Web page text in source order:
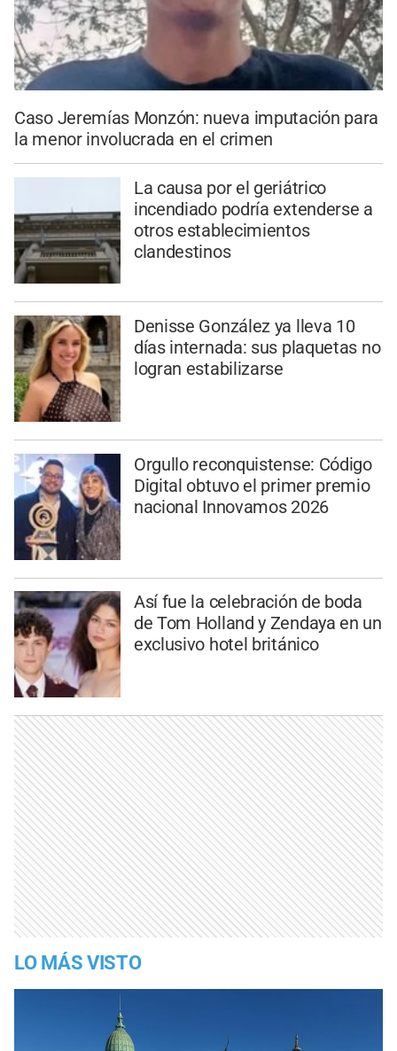
Caso Jeremías Monzón: nueva imputación para
la menor involucrada en el crimen
La causa por el geriátrico
incendiado podría extenderse a
otros establecimientos
clandestinos
Denisse González ya lleva 10
días internada: sus plaquetas no
logran estabilizarse
Orgullo reconquistense: Código
Digital obtuvo el primer premio
nacional Innovamos 2026
Así fue la celebración de boda
de Tom Holland y Zendaya en un
exclusivo hotel británico
LO MÁS VISTO